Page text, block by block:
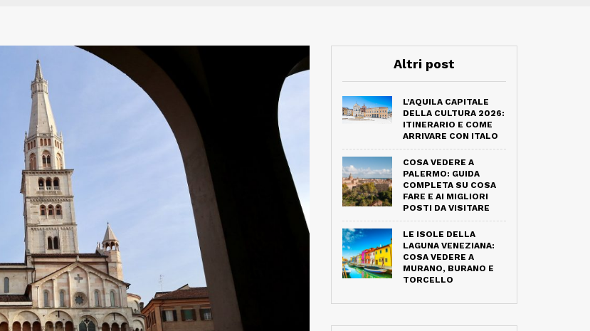
Altri post
L’AQUILA CAPITALE
DELLA CULTURA 2026:
ITINERARIO E COME
ARRIVARE CON ITALO
COSA VEDERE A
PALERMO: GUIDA
COMPLETA SU COSA
FARE E AI MIGLIORI
POSTI DA VISITARE
LE ISOLE DELLA
LAGUNA VENEZIANA:
COSA VEDERE A
MURANO, BURANO E
TORCELLO